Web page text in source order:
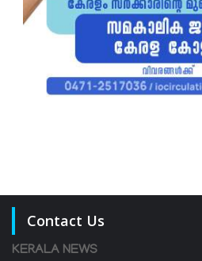
Contact Us
KERALA NEWS